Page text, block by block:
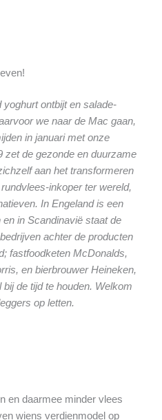
ontbijt en salade-
we naar de Mac gaan,
in januari met onze
zet de gezonde en duurzame
aan het transformeren
inkoper ter wereld,
In Engeland is een
in Scandinavië staat de
achter de producten
fastfoodketen McDonalds,
en bierbrouwer Heineken,
de tijd te houden. Welkom
op letten.
en daarmee minder vlees
wiens verdienmodel op